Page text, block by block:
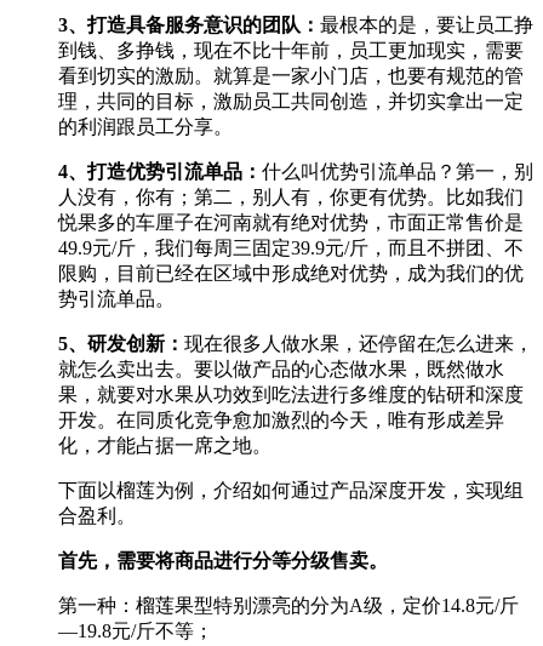
3、打造具备服务意识的团队： 最根本的是，要让员工挣
到钱、多挣钱，现在不比十年前，员工更加现实，需要
看到切实的激励。就算是一家小门店，也要有规范的管
理，共同的目标，激励员工共同创造，并切实拿出一定
的利润跟员工分享。
4、打造优势引流单品： 什么叫优势引流单品？第一，别
人没有，你有；第二，别人有，你更有优势。比如我们
悦果多的车厘子在河南就有绝对优势，市面正常售价是
49.9元/斤，我们每周三固定39.9元/斤，而且不拼团、不
限购，目前已经在区域中形成绝对优势，成为我们的优
势引流单品。
5、研发创新： 现在很多人做水果，还停留在怎么进来，
就怎么卖出去。要以做产品的心态做水果，既然做水
果，就要对水果从功效到吃法进行多维度的钻研和深度
开发。在同质化竞争愈加激烈的今天，唯有形成差异
化，才能占据一席之地。
下面以榴莲为例，介绍如何通过产品深度开发，实现组
合盈利。
首先，需要将商品进行分等分级售卖。
第一种：榴莲果型特别漂亮的分为A级，定价14.8元/斤
—19.8元/斤不等；